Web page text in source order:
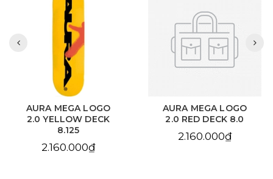
AURA MEGA LOGO
2.0 RED DECK 8.0
2.160.000₫
AURA CHAIN EYE
LOVE SKY BLUE DECK
8.125